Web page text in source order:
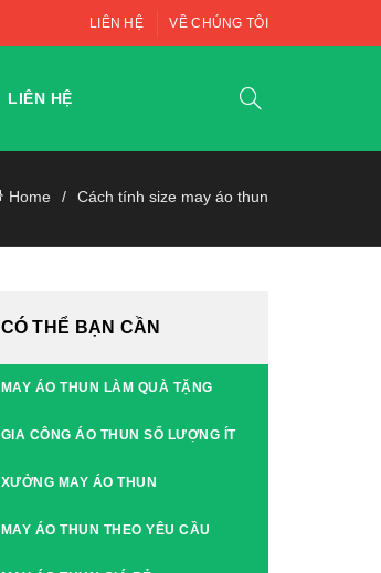
LIÊN HỆ VỀ CHÚNG TÔI
LIÊN HỆ
Home Cách tính size may áo thun
CÓ THỂ BẠN CẦN
MAY ÁO THUN LÀM QUÀ TẶNG
GIA CÔNG ÁO THUN SỐ LƯỢNG ÍT
XƯỞNG MAY ÁO THUN
MAY ÁO THUN THEO YÊU CẦU